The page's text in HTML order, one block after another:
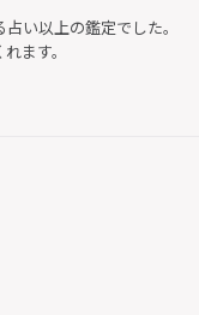
い以上の鑑定でした。
ます。